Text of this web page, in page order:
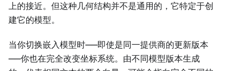
上的接近。但这种几何结构并不是通用的，它特定于创
建它的模型。
当你切换嵌入模型时——即使是同一提供商的更新版本
——你也在完全改变坐标系统。由不同模型版本生成